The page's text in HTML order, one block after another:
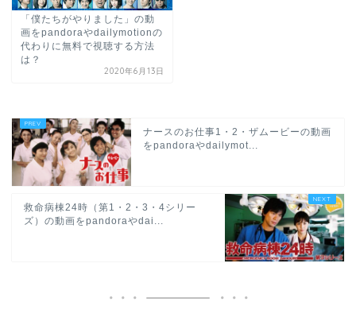
「僕たちがやりました」の動
画をpandoraやdailymotionの
代わりに無料で視聴する方法
は？
2020年6月13日
ナースのお仕事1・2・ザムービーの動画
をpandoraやdailymot...
救命病棟24時（第1・2・3・4シリー
ズ）の動画をpandoraやdai...